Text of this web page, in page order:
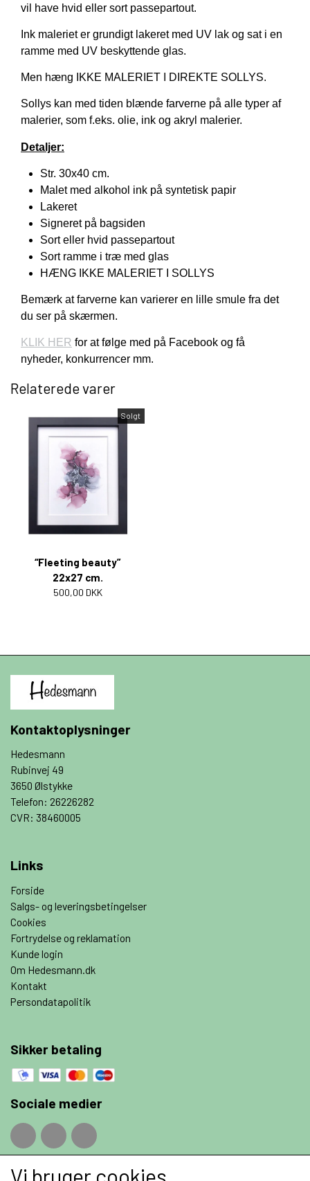
vil have hvid eller sort passepartout.
Ink maleriet er grundigt lakeret med UV lak og sat i en
ramme med UV beskyttende glas.
Men hæng IKKE MALERIET I DIREKTE SOLLYS.
Sollys kan med tiden blænde farverne på alle typer af
malerier, som f.eks. olie, ink og akryl malerier.
Detaljer:
Str. 30x40 cm.
Malet med alkohol ink på syntetisk papir
Lakeret
Signeret på bagsiden
Sort eller hvid passepartout
Sort ramme i træ med glas
HÆNG IKKE MALERIET I SOLLYS
Bemærk at farverne kan varierer en lille smule fra det
du ser på skærmen.
KLIK HER for at følge med på Facebook og få
nyheder, konkurrencer mm.
Relaterede varer
Solgt
“Fleeting beauty”
22x27 cm.
500,00 DKK
Kontaktoplysninger
Hedesmann
Rubinvej 49
3650 Ølstykke
Telefon: 26226282
CVR: 38460005
Links
Forside
Salgs- og leveringsbetingelser
Cookies
Fortrydelse og reklamation
Kunde login
Om Hedesmann.dk
Kontakt
Persondatapolitik
Sikker betaling
Sociale medier
Fragt priser
Vi bruger cookies